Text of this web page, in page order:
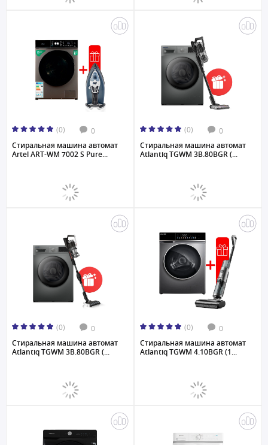
(0) 0
Стиральная машина автомат
Artel ART-WM 7002 S Pure...
(0) 0
Стиральная машина автомат
Atlantiq TGWM 3B.80BGR (...
(0) 0
Стиральная машина автомат
Atlantiq TGWM 3B.80BGR (...
(0) 0
Стиральная машина автомат
Atlantiq TGWM 4.10BGR (1...